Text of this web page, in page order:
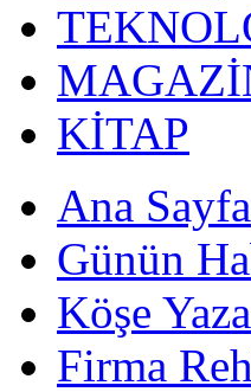
KİTAP
Ana Sayfa
Günün
Köşe
Firma